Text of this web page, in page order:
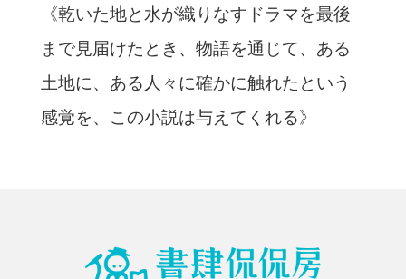
《乾いた地と水が織りなすドラマを最後
まで見届けたとき、物語を通じて、ある
土地に、ある人々に確かに触れたという
感覚を、この小説は与えてくれる》